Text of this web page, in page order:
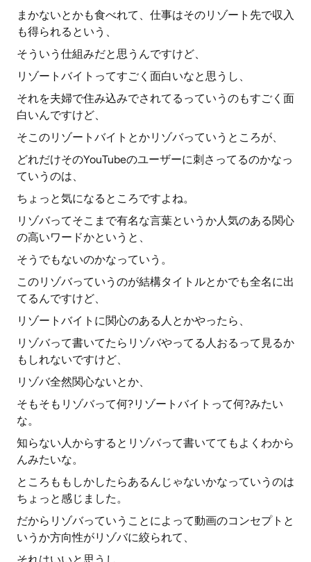
まかないとかも食べれて、仕事はそのリゾート先で収入
も得られるという、
そういう仕組みだと思うんですけど、
リゾートバイトってすごく面白いなと思うし、
それを夫婦で住み込みでされてるっていうのもすごく面
白いんですけど、
そこのリゾートバイトとかリゾバっていうところが、
どれだけそのYouTubeのユーザーに刺さってるのかなっ
ていうのは、
ちょっと気になるところですよね。
リゾバってそこまで有名な言葉というか人気のある関心
の高いワードかというと、
そうでもないのかなっていう。
このリゾバっていうのが結構タイトルとかでも全名に出
てるんですけど、
リゾートバイトに関心のある人とかやったら、
リゾバって書いてたらリゾバやってる人おるって見るか
もしれないですけど、
リゾバ全然関心ないとか、
そもそもリゾバって何?リゾートバイトって何?みたい
な。
知らない人からするとリゾバって書いててもよくわから
んみたいな。
ところももしかしたらあるんじゃないかなっていうのは
ちょっと感じました。
だからリゾバっていうことによって動画のコンセプトと
いうか方向性がリゾバに絞られて、